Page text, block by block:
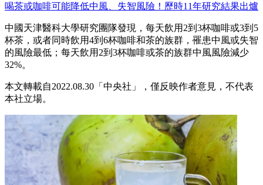
喝茶或咖啡可能降低中風、失智風險！歷時11年研究結果出爐
中國天津醫科大學研究團隊發現，每天飲用2到3杯咖啡或3到5
杯茶，或者同時飲用4到6杯咖啡和茶的族群，罹患中風或失智
的風險最低；每天飲用2到3杯咖啡或茶的族群中風風險減少
32%。
本文轉載自2022.08.30「中央社」，僅反映作者意見，不代表
本社立場。